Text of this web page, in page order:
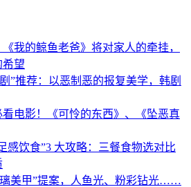
我的鲸鱼老爸》将对家人的牵挂，
希望
”推荐：以恶制恶的报复美学，韩剧
电影！《可怜的东西》、《坠恶真
感饮食”3 大攻略：三餐食物选对比
璃美甲”提案，人鱼光、粉彩钻光……